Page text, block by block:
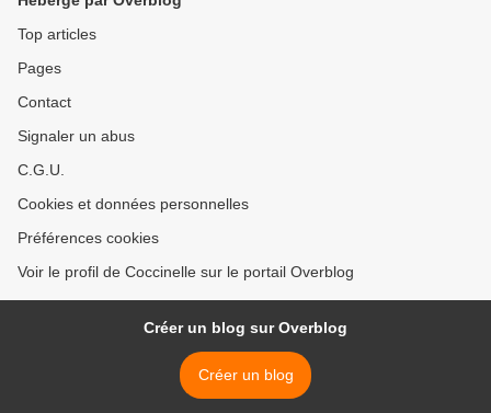
Top articles
Pages
Contact
Signaler un abus
C.G.U.
Cookies et données personnelles
Préférences cookies
Voir le profil de Coccinelle sur le portail Overblog
Créer un blog sur Overblog
Créer un blog